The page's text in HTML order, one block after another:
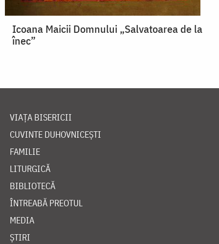
Icoana Maicii Domnului „Salvatoarea de la
înec”
VIAȚA BISERICII
CUVINTE DUHOVNICEȘTI
FAMILIE
LITURGICĂ
BIBLIOTECĂ
ÎNTREABĂ PREOTUL
MEDIA
ȘTIRI